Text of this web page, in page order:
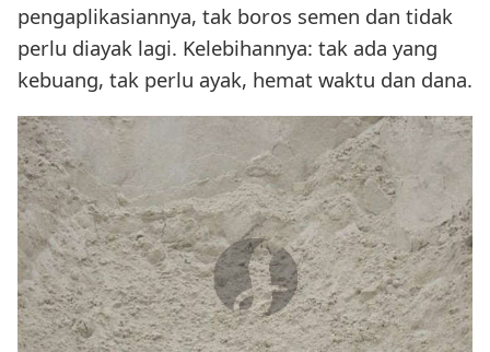
pengaplikasiannya, tak boros semen dan tidak
perlu diayak lagi. Kelebihannya: tak ada yang
kebuang, tak perlu ayak, hemat waktu dan dana.